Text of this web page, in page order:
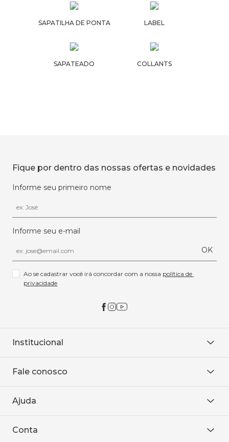
SAPATILHA DE PONTA LABEL
SAPATEADO COLLANTS
Fique por dentro das nossas ofertas e novidades
Informe seu primeiro nome
Informe seu e-mail
OK
Ao se cadastrar você irá concordar com a nossa política de
privacidade
Institucional
Onde encontrar
Baixe o APP
Fale conosco
WhatsApp
Ajuda
Política de entrega
Conta